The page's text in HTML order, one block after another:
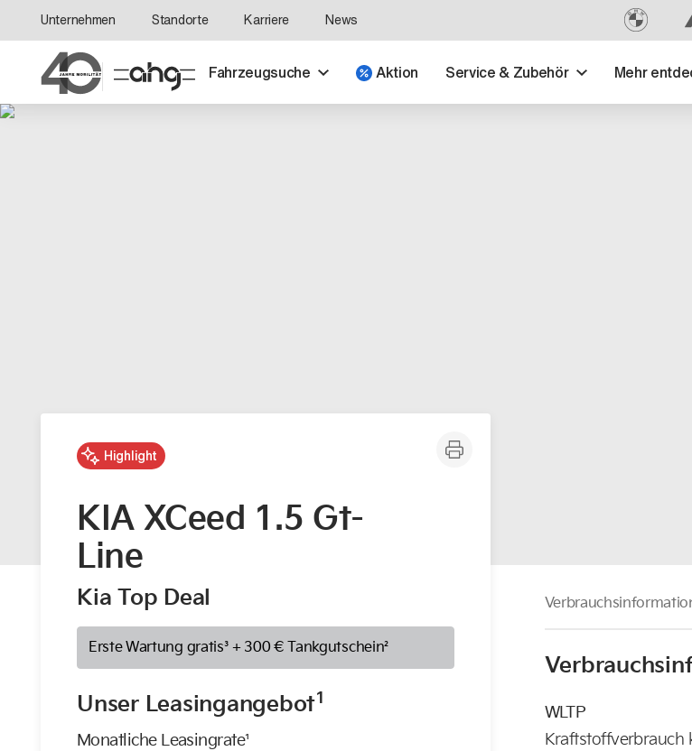
Unternehmen Standorte Karriere News
Fahrzeugsuche Aktion Service & Zubehör Mehr
Highlight
KIA XCeed 1.5 Gt-
Line
Kia Top Deal
Erste Wartung gratis³ + 300 € Tankgutschein²
Unser Leasingangebot1
Monatliche Leasingrate¹
WLTP
Kraftstoffverbrauch